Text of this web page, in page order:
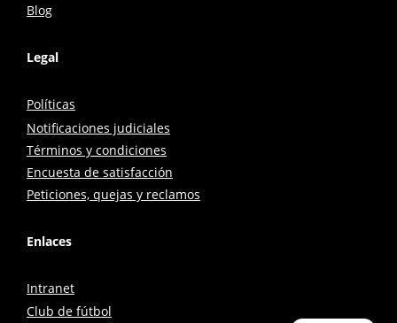
Blog
Legal
Políticas
Notificaciones judiciales
Términos y condiciones
Encuesta de satisfacción
Peticiones, quejas y reclamos
Enlaces
Intranet
Club de fútbol